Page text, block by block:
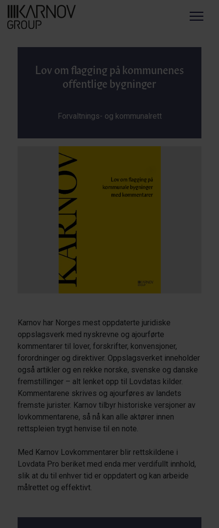
Menu
Lov om flagging på kommunenes
offentlige bygninger
Karnov har Norges mest oppdaterte juridiske
oppslagsverk med nyskrevne og ajourførte
kommentarer til lover, forskrifter, konvensjoner,
forordninger og direktiver. Oppslagsverket inneholder
også artikler og en rekke norske, svenske og danske
fremstillinger – alt lenket opp til Lovdatas kilder.
Kommentarene skrives og ajourføres av landets
fremste jurister. Karnov tilbyr historiske versjoner av
lovkommentarene, så nå kan alle aktører innen
rettspleien trygt henvise til en note.
Med Karnov Lovkommentarer blir rettskildene i
Lovdata Pro beriket med enda mer verdifullt innhold,
slik at du til enhver tid er oppdatert og kan arbeide
målrettet og effektivt.